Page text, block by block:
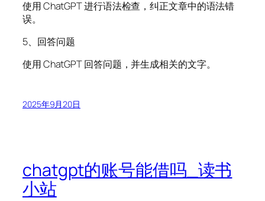
使用 ChatGPT 进行语法检查，纠正文章中的语法错
误。
5、回答问题
使用 ChatGPT 回答问题，并生成相关的文字。
2025年9月20日
chatgpt的账号能借吗_读书
小站